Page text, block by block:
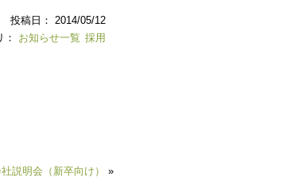
投稿日： 2014/05/12
： お知らせ一覧 採用
説明会（新卒向け） »